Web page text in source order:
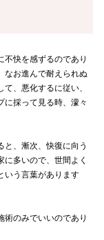
快を感ずるのであり
なお進んで耐えられぬ
、悪化するに従い、
に採って見る時、濛々
、漸次、快復に向う
に多いので、世間よく
いう言葉があります
のみでいいのであり